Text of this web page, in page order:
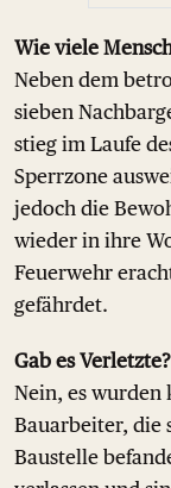
Wie viele
Neben dem
sieben
stieg im Laufe
Sperrzone
jedoch die
wieder in ihre
Feuerwehr
gefährdet.
Gab es Verletzte?
Nein, es wurden
Bauarbeiter, die
Baustelle